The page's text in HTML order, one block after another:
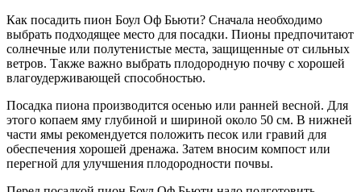
Как посадить пион Боул Оф Бьюти? Сначала необходимо
выбрать подходящее место для посадки. Пионы предпочитают
солнечные или полутенистые места, защищенные от сильных
ветров. Также важно выбрать плодородную почву с хорошей
влагоудерживающей способностью.
Посадка пиона производится осенью или ранней весной. Для
этого копаем яму глубиной и шириной около 50 см. В нижней
части ямы рекомендуется положить песок или гравий для
обеспечения хорошей дренажа. Затем вносим компост или
перегной для улучшения плодородности почвы.